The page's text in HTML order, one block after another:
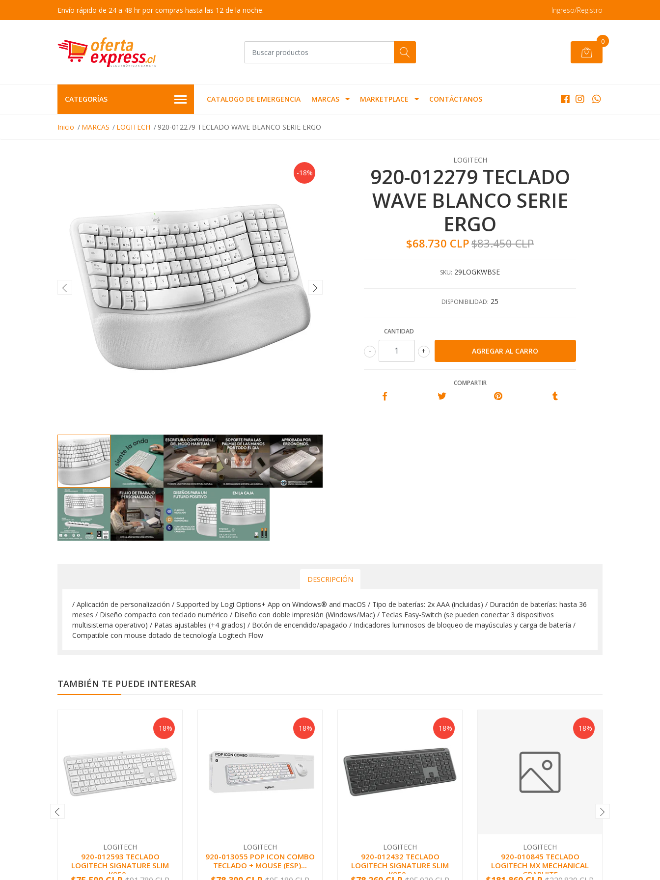
Envío rápido de 24 a 48 hr por compras hasta las 12 de la noche. Ingreso/Registro
0
CATEGORÍAS CATALOGO DE EMERGENCIA MARCAS MARKETPLACE CONTÁCTANOS
Inicio MARCAS LOGITECH 920-012279 TECLADO WAVE BLANCO SERIE ERGO
-18%
LOGITECH
920-012279 TECLADO
WAVE BLANCO SERIE
ERGO
$68.730 CLP$83.450 CLP
SKU: 29LOGKWBSE
DISPONIBILIDAD: 25
CANTIDAD
+
-
COMPARTIR
DESCRIPCIÓN
/ Aplicación de personalización / Supported by Logi Options+ App on Windows® and macOS / Tipo de baterías: 2x AAA (incluidas) / Duración de baterías: hasta 36
meses / Diseño compacto con teclado numérico / Diseño con doble impresión (Windows/Mac) / Teclas Easy-Switch (se pueden conectar 3 dispositivos
multisistema operativo) / Patas ajustables (+4 grados) / Botón de encendido/apagado / Indicadores luminosos de bloqueo de mayúsculas y carga de batería /
Compatible con mouse dotado de tecnología Logitech Flow
TAMBIÉN TE PUEDE INTERESAR
-18%
LOGITECH
920-012593 TECLADO
LOGITECH SIGNATURE SLIM
K950...
-18%
LOGITECH
920-013055 POP ICON COMBO
TECLADO + MOUSE (ESP)...
-18%
LOGITECH
920-012432 TECLADO
LOGITECH SIGNATURE SLIM
K950...
-18%
LOGITECH
920-010845 TECLADO
LOGITECH MX MECHANICAL
GRAPHITE